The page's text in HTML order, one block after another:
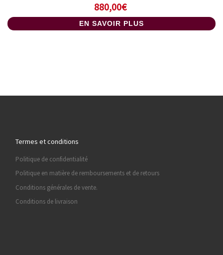
880,00€
EN SAVOIR PLUS
Termes et conditions
Politique de confidentialité
Politique en matière de remboursements et de retours
Conditions générales de vente.
Conditions de livraison